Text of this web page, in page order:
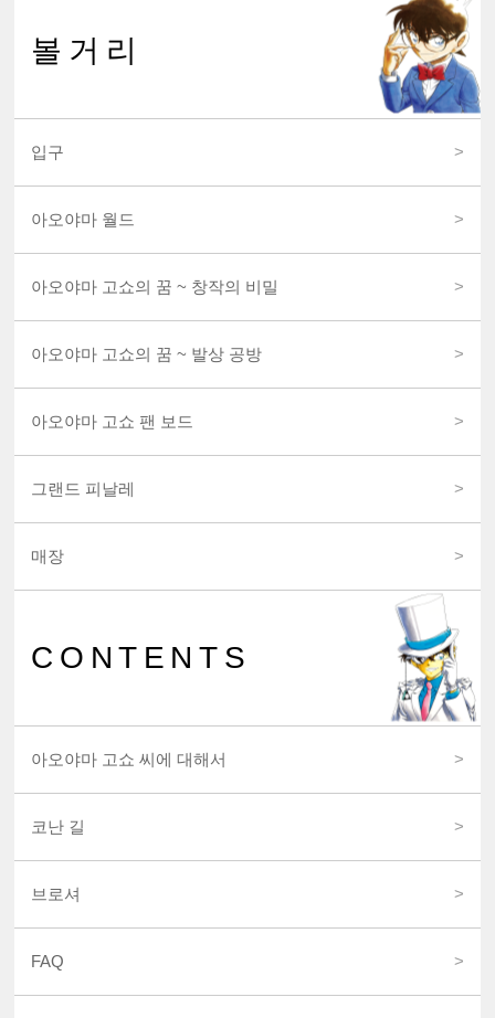
볼거리
입구
아오야마 월드
아오야마 고쇼의 꿈 ~ 창작의 비밀
아오야마 고쇼의 꿈 ~ 발상 공방
아오야마 고쇼 팬 보드
그랜드 피날레
매장
CONTENTS
아오야마 고쇼 씨에 대해서
코난 길
브로셔
FAQ